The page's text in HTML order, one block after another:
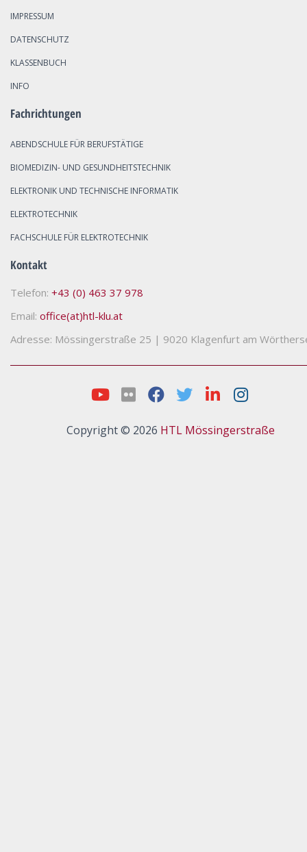
IMPRESSUM
DATENSCHUTZ
KLASSENBUCH
INFO
Fachrichtungen
ABENDSCHULE FÜR BERUFSTÄTIGE
BIOMEDIZIN- UND GESUNDHEITSTECHNIK
ELEKTRONIK UND TECHNISCHE INFORMATIK
ELEKTROTECHNIK
FACHSCHULE FÜR ELEKTROTECHNIK
Kontakt
Telefon: +43 (0) 463 37 978
Email: office(at)htl-klu.at
Adresse: Mössingerstraße 25 | 9020 Klagenfurt am
Copyright © 2026 HTL Mössingerstraße